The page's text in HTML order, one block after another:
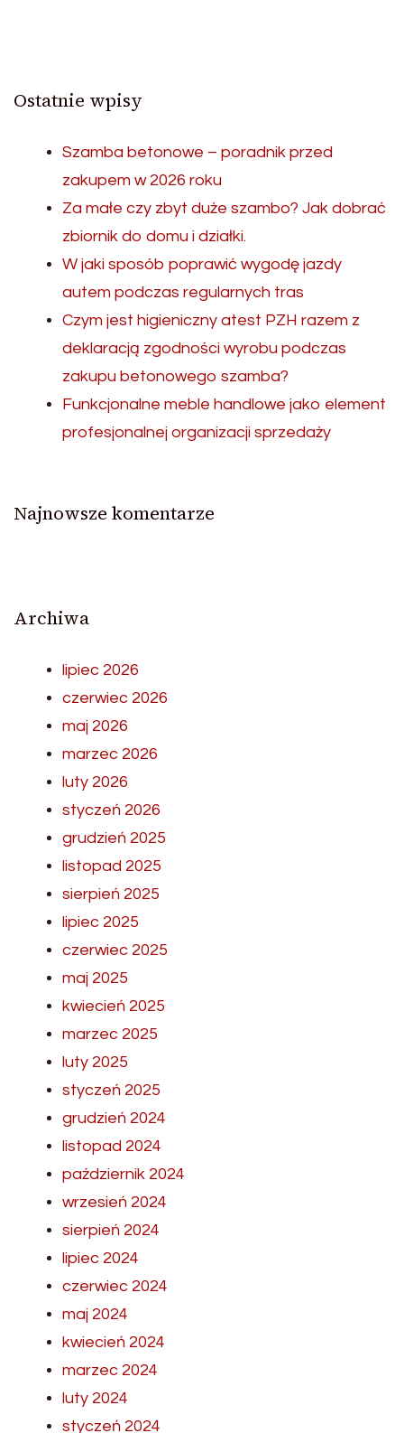
Ostatnie wpisy
Szamba betonowe – poradnik przed
zakupem w 2026 roku
Za małe czy zbyt duże szambo? Jak dobrać
zbiornik do domu i działki.
W jaki sposób poprawić wygodę jazdy
autem podczas regularnych tras
Czym jest higieniczny atest PZH razem z
deklaracją zgodności wyrobu podczas
zakupu betonowego szamba?
Funkcjonalne meble handlowe jako element
profesjonalnej organizacji sprzedaży
Najnowsze komentarze
Archiwa
lipiec 2026
czerwiec 2026
maj 2026
marzec 2026
luty 2026
styczeń 2026
grudzień 2025
listopad 2025
sierpień 2025
lipiec 2025
czerwiec 2025
maj 2025
kwiecień 2025
marzec 2025
luty 2025
styczeń 2025
grudzień 2024
listopad 2024
październik 2024
wrzesień 2024
sierpień 2024
lipiec 2024
czerwiec 2024
maj 2024
kwiecień 2024
marzec 2024
luty 2024
styczeń 2024